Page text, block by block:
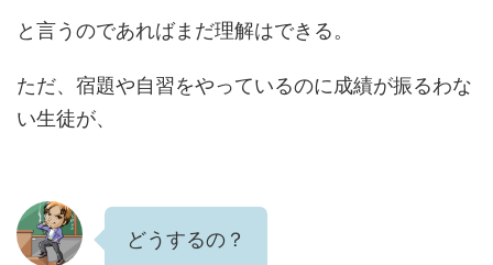
と言うのであればまだ理解はできる。
ただ、宿題や自習をやっているのに成績が振るわな
い生徒が、
どうするの？